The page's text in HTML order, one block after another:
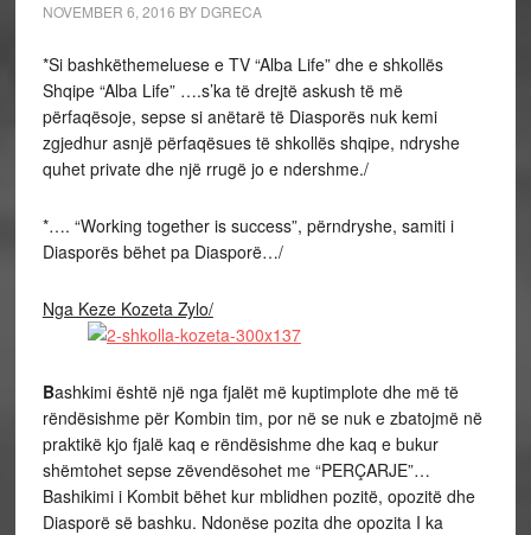
NOVEMBER 6, 2016 BY DGRECA
*Si bashkëthemeluese e TV “Alba Life” dhe e shkollës
Shqipe “Alba Life” ….s’ka të drejtë askush të më
përfaqësoje, sepse si anëtarë të Diasporës nuk kemi
zgjedhur asnjë përfaqësues të shkollës shqipe, ndryshe
quhet private dhe një rrugë jo e ndershme./
*…. “Working together is success”, përndryshe, samiti i
Diasporës bëhet pa Diasporë…/
Nga Keze Kozeta Zylo/
Bashkimi është një nga fjalët më kuptimplote dhe më të
rëndësishme për Kombin tim, por në se nuk e zbatojmë në
praktikë kjo fjalë kaq e rëndësishme dhe kaq e bukur
shëmtohet sepse zëvendësohet me “PERÇARJE”…
Bashikimi i Kombit bëhet kur mblidhen pozitë, opozitë dhe
Diasporë së bashku. Ndonëse pozita dhe opozita I ka